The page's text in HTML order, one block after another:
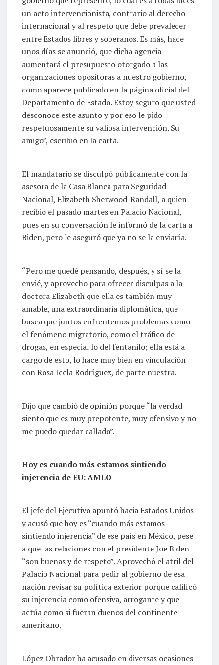
un acto intervencionista, contrario al derecho
internacional y al respeto que debe prevalecer
entre Estados libres y soberanos. Es más, hace
unos días se anunció, que dicha agencia
aumentará el presupuesto otorgado a las
organizaciones opositoras a nuestro gobierno,
como aparece publicado en la página oficial del
Departamento de Estado. Estoy seguro que usted
desconoce este asunto y por eso le pido
respetuosamente su valiosa intervención. Su
amigo”, escribió en la carta.
El mandatario se disculpó públicamente con la
asesora de la Casa Blanca para Seguridad
Nacional, Elizabeth Sherwood-Randall, a quien
recibió el pasado martes en Palacio Nacional,
pues en su conversación le informó de la carta a
Biden, pero le aseguró que ya no se la enviaría.
“Pero me quedé pensando, después, y sí se la
envié, y aprovecho para ofrecer disculpas a la
doctora Elizabeth que ella es también muy
amable, una extraordinaria diplomática, que
busca que juntos enfrentemos problemas como
el fenómeno migratorio, como el tráfico de
drogas, en especial lo del fentanilo; ella está a
cargo de esto, lo hace muy bien en vinculación
con Rosa Icela Rodríguez, de parte nuestra.
Dijo que cambió de opinión porque “la verdad
siento que es muy prepotente, muy ofensivo y no
me puedo quedar callado”.
Hoy es cuando más estamos sintiendo
injerencia de EU: AMLO
El jefe del Ejecutivo apuntó hacia Estados Unidos
y acusó que hoy es “cuando más estamos
sintiendo injerencia” de ese país en México, pese
a que las relaciones con el presidente Joe Biden
“son buenas y de respeto”. Aprovechó el atril del
Palacio Nacional para pedir al gobierno de esa
nación revisar su política exterior porque calificó
su injerencia como ofensiva, arrogante y que
actúa como si fueran dueños del continente
americano.
López Obrador ha acusado en diversas ocasiones